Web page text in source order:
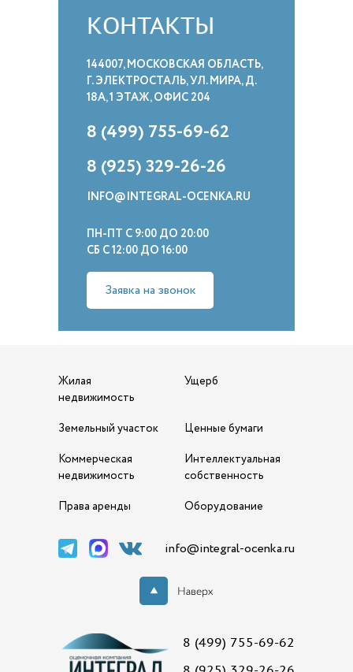
КОНТАКТЫ
144007, МОСКОВСКАЯ ОБЛАСТЬ,
Г. ЭЛЕКТРОСТАЛЬ, УЛ. МИРА, Д.
18А, 1 ЭТАЖ, ОФИС 204
8 (499) 755-69-62
8 (925) 329-26-26
INFO@INTEGRAL-OCENKA.RU
ПН-ПТ С 9:00 ДО 20:00
СБ С 12:00 ДО 16:00
Заявка на звонок
Жилая
недвижимость
Ущерб
Земельный участок
Ценные бумаги
Коммерческая
недвижимость
Интеллектуальная
собственность
Права аренды
Оборудование
info@integral-ocenka.ru
8 (499) 755-69-62